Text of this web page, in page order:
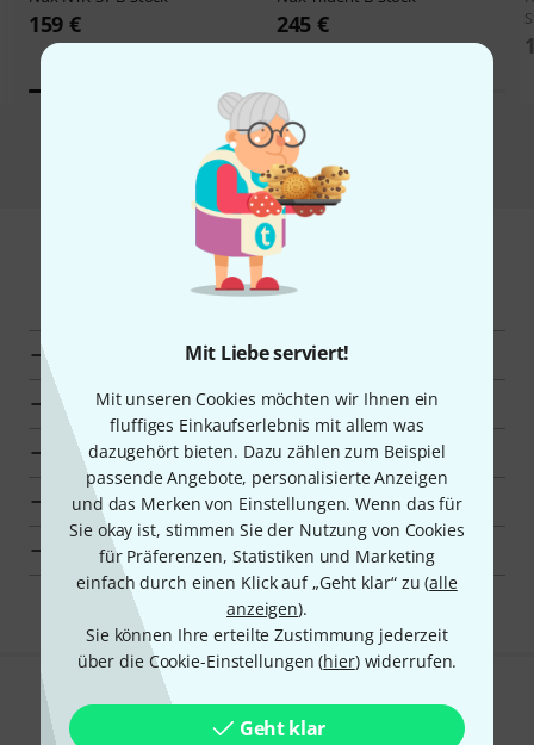
Mit Liebe serviert!
Mit unseren Cookies möchten wir Ihnen ein
fluffiges Einkaufserlebnis mit allem was
dazugehört bieten. Dazu zählen zum Beispiel
passende Angebote, personalisierte Anzeigen
und das Merken von Einstellungen. Wenn das für
Sie okay ist, stimmen Sie der Nutzung von Cookies
für Präferenzen, Statistiken und Marketing
einfach durch einen Klick auf „Geht klar“ zu (alle
anzeigen).
Sie können Ihre erteilte Zustimmung jederzeit
über die Cookie-Einstellungen (hier) widerrufen.
Geht klar
159 € 245 €
Alle Schnäppchen
Mehr entdecken
Alle Kategorien
Top-Seller
Neuheiten
Schnäppchen
Deal-O-Meter
Gefällt Ihnen, was Sie sehen?